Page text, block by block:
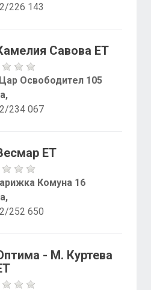
226 143
Савова ЕТ
Освободител 105
234 067
ЕТ
Комуна 16
252 650
- М. Куртева